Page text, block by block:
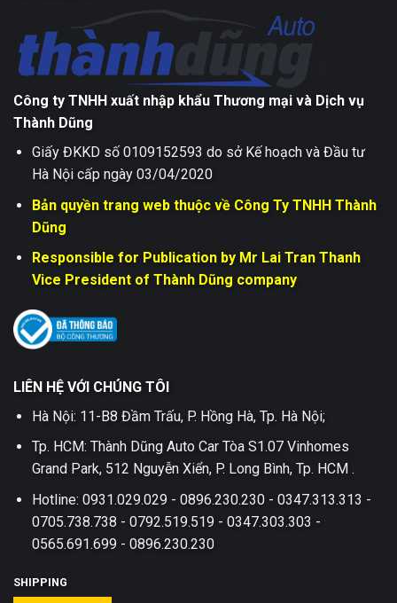
Công ty TNHH xuất nhập khẩu Thương mại và Dịch vụ
Thành Dũng
Giấy ĐKKD số 0109152593 do sở Kế hoạch và Đầu tư
Hà Nội cấp ngày 03/04/2020
Bản quyền trang web thuộc về Công Ty TNHH Thành
Dũng
Responsible for Publication by Mr Lai Tran Thanh
Vice President of Thành Dũng company
LIÊN HỆ VỚI CHÚNG TÔI
Hà Nội: 11-B8 Đầm Trấu, P. Hồng Hà, Tp. Hà Nội;
Tp. HCM: Thành Dũng Auto Car Tòa S1.07 Vinhomes
Grand Park, 512 Nguyễn Xiển, P. Long Bình, Tp. HCM .
Hotline: 0931.029.029 - 0896.230.230 - 0347.313.313 -
0705.738.738 - 0792.519.519 - 0347.303.303 -
0565.691.699 - 0896.230.230
SHIPPING